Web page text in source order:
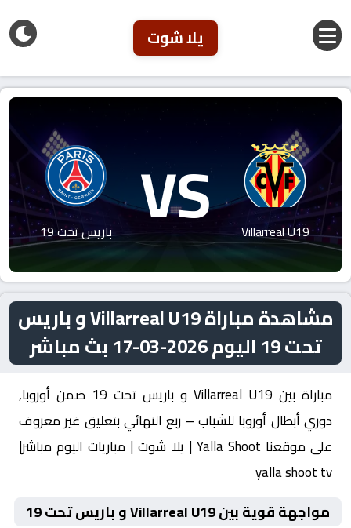
يلا شوت
Villarreal U19
VS باريس تحت 19
مشاهدة مباراة Villarreal U19 و باريس
تحت 19 اليوم 2026-03-17 بث مباشر
مباراة بين Villarreal U19 و باريس تحت 19 ضمن أوروبا,
دوري أبطال أوروبا للشباب – ربع النهائي بتعليق غير معروف
على موقعنا Yalla Shoot | يلا شوت | مباريات اليوم مباشر|
yalla shoot tv
مواجهة قوية بين Villarreal U19 و باريس تحت 19